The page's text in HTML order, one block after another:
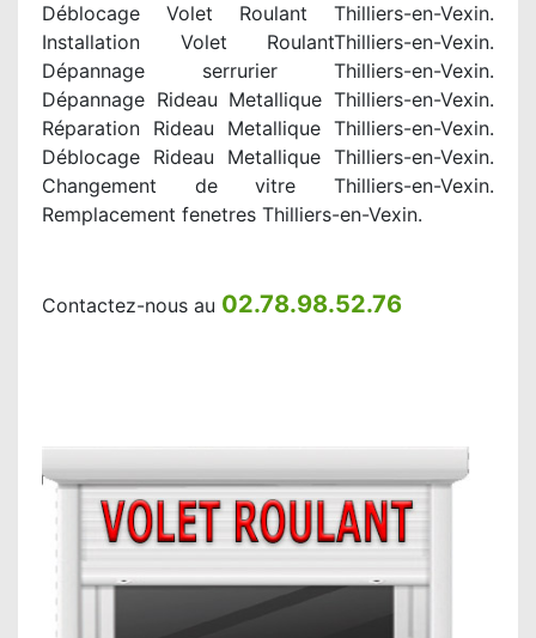
Déblocage Volet Roulant Thilliers-en-Vexin.
Installation Volet RoulantThilliers-en-Vexin.
Dépannage serrurier Thilliers-en-Vexin.
Dépannage Rideau Metallique Thilliers-en-Vexin.
Réparation Rideau Metallique Thilliers-en-Vexin.
Déblocage Rideau Metallique Thilliers-en-Vexin.
Changement de vitre Thilliers-en-Vexin.
Remplacement fenetres Thilliers-en-Vexin.
Contactez-nous au 02.78.98.52.76